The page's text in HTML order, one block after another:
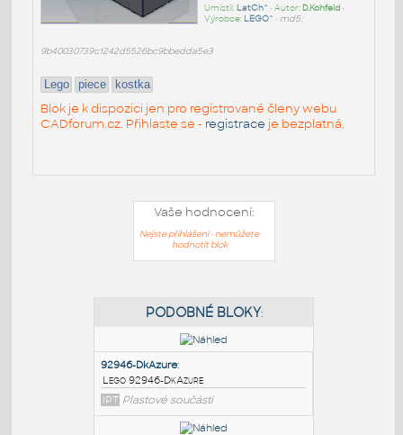
Umístil: LatCh^ • Autor: D.Kohfeld•
Výrobce: LEGO^ • md5:
9b40030739c1242d5526bc9bbedda5e3
Lego piece kostka
Blok je k dispozici jen pro registrované členy webu
CADforum.cz. Přihlaste se - registrace je bezplatná.
Vaše hodnocení:
Nejste přihlášeni - nemůžete
hodnotit blok